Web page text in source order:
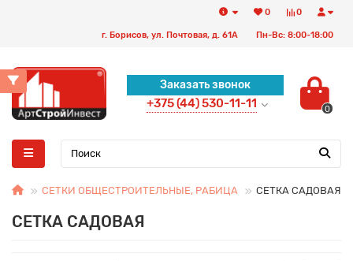
0
0
г. Борисов, ул. Почтовая, д. 61А Пн-Вс: 8:00-18:00
Заказать звонок
+375 (44) 530-11-11 0
СЕТКИ ОБЩЕСТРОИТЕЛЬНЫЕ, РАБИЦА СЕТКА САДОВАЯ
СЕТКА САДОВАЯ